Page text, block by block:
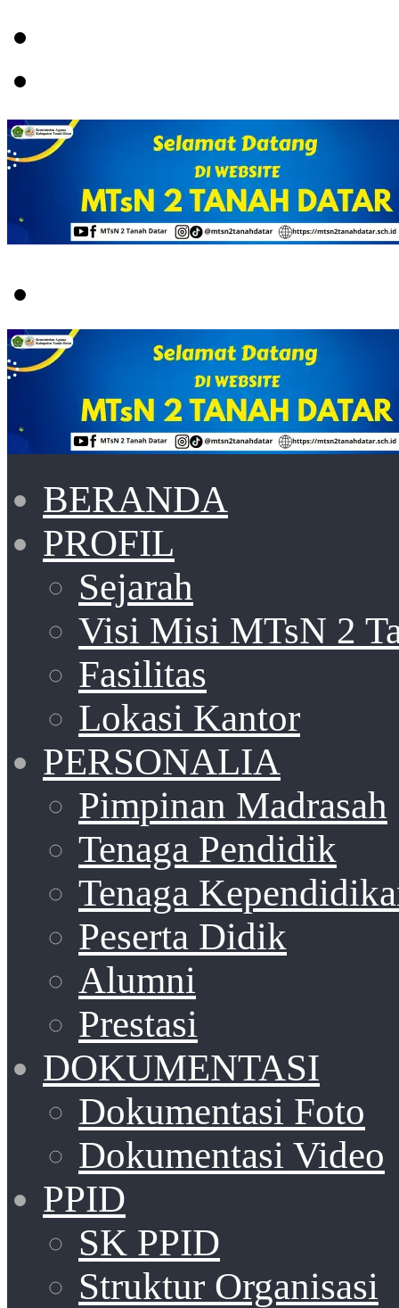
BERANDA
PROFIL
Sejarah
Visi Misi MTsN 2
Fasilitas
Lokasi Kantor
PERSONALIA
Pimpinan Madrasah
Tenaga Pendidik
Tenaga
Peserta Didik
Alumni
Prestasi
DOKUMENTASI
Dokumentasi Foto
Dokumentasi Video
PPID
SK PPID
Struktur Organisasi